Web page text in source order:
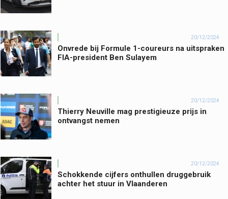
20/12/2024
Onvrede bij Formule 1-coureurs na uitspraken
FIA-president Ben Sulayem
20/12/2024
Thierry Neuville mag prestigieuze prijs in
ontvangst nemen
20/12/2024
Schokkende cijfers onthullen druggebruik
achter het stuur in Vlaanderen